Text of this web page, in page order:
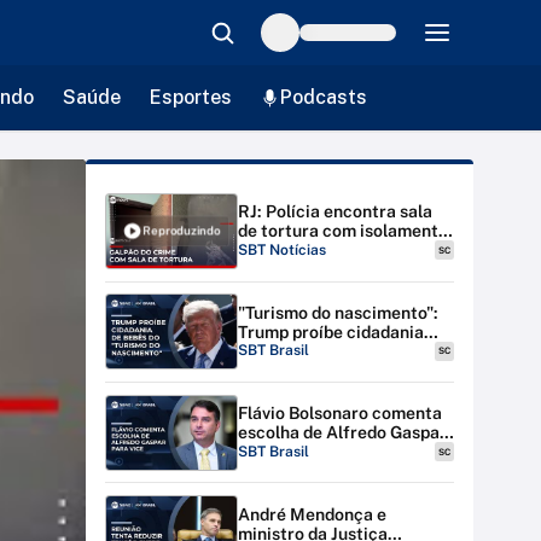
Saúde Esportes Podcasts
Reproduzindo
RJ: Polícia encontra sala
de tortura com isolamento
acústico em galpão |
SBT Notícias SC
"Turismo do nascimento":
Trump proíbe cidadania
para bebês de estrangeiras
SBT Brasil SC
Flávio Bolsonaro comenta
escolha de Alfredo Gaspar
para vice-presidente
SBT Brasil SC
André Mendonça e
ministro da Justiça